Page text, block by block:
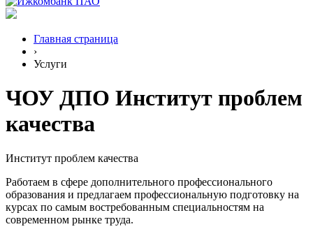
Главная страница
›
Услуги
ЧОУ ДПО Институт проблем
качества
Институт проблем качества
Работаем в сфере дополнительного профессионального
образования и предлагаем профессиональную подготовку на
курсах по самым востребованным специальностям на
современном рынке труда.